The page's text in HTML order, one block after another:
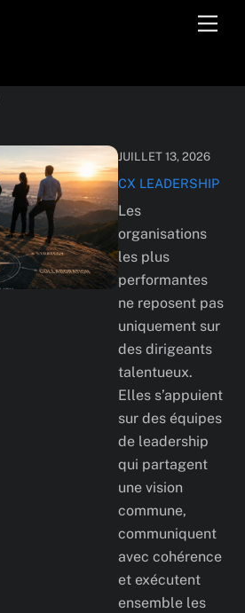
JUILLET 13, 2026
CX LEADERSHIP
Les
organisations
les plus
performantes
ne reposent pas
uniquement sur
des dirigeants
talentueux.
Elles s’appuient
sur des équipes
de leadership
qui partagent
une vision
commune,
communiquent
avec cohérence
et exécutent
ensemble les